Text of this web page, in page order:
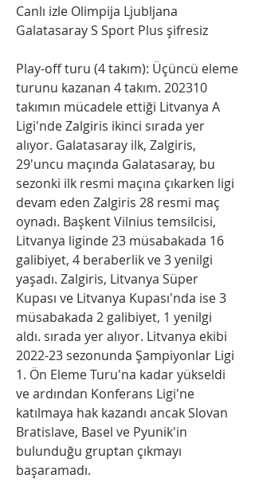
Canlı izle Olimpija Ljubljana
Galatasaray S Sport Plus şifresiz
Play-off turu (4 takım): Üçüncü eleme
turunu kazanan 4 takım. 202310
takımın mücadele ettiği Litvanya A
Ligi'nde Zalgiris ikinci sırada yer
alıyor. Galatasaray ilk, Zalgiris,
29'uncu maçında Galatasaray, bu
sezonki ilk resmi maçına çıkarken ligi
devam eden Zalgiris 28 resmi maç
oynadı. Başkent Vilnius temsilcisi,
Litvanya liginde 23 müsabakada 16
galibiyet, 4 beraberlik ve 3 yenilgi
yaşadı. Zalgiris, Litvanya Süper
Kupası ve Litvanya Kupası'nda ise 3
müsabakada 2 galibiyet, 1 yenilgi
aldı. sırada yer alıyor. Litvanya ekibi
2022-23 sezonunda Şampiyonlar Ligi
1. Ön Eleme Turu'na kadar yükseldi
ve ardından Konferans Ligi'ne
katılmaya hak kazandı ancak Slovan
Bratislave, Basel ve Pyunik'in
bulunduğu gruptan çıkmayı
başaramadı.